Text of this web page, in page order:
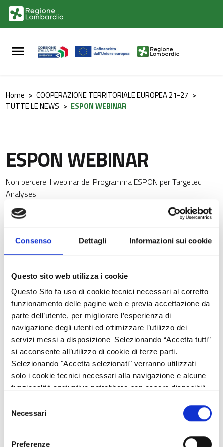
Consenso Dettagli Informazioni sui cookie
Questo sito web utilizza i cookie
Questo Sito fa uso di cookie tecnici necessari al corretto
funzionamento delle pagine web e previa accettazione da
parte dell’utente, per migliorare l’esperienza di
navigazione degli utenti ed ottimizzare l’utilizzo dei
servizi messi a disposizione. Selezionando “Accetta tutti”
si acconsente all’utilizzo di cookie di terze parti.
Selezionando "Accetta selezionati" verranno utilizzati
solo i cookie tecnici necessari alla navigazione e alcune
funzionalità aggiuntive potrebbero non essere disponibili.
delNecessari
Preferenze
Vai al contenuto principale
Vai al footer
Home > COOPERAZIONE TERRITORIALE EUROPEA 21-27 >
TUTTE LE NEWS > ESPON WEBINAR
ESPON WEBINAR
Non perdere il webinar del Programma ESPON per Targeted
Analyses
Un interessante webinar per supportare gli stakeholders nella
redazione delle richieste di targeted analyses in vista della
prossima dead line per la presentazione. L'evento si concentrerà
Tutte le info e il l ink per la registrazione qui